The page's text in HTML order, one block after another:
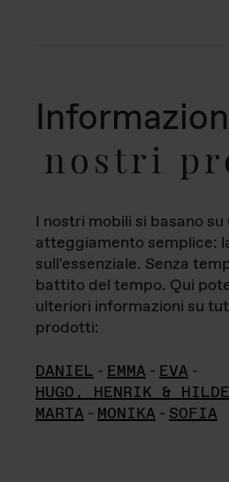
nostri
I nostri mobili si basano su
atteggiamento semplice:
sull'essenziale. Senza
battito del tempo. Qui
ulteriori informazioni su
prodotti:
DANIEL - EMMA - EVA -
HUGO, HENRIK & HILDE
MARTA - MONIKA - SOFIA